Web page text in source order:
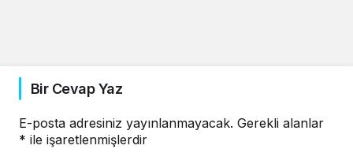
Bir Cevap Yaz
E-posta adresiniz yayınlanmayacak. Gerekli alanlar
* ile işaretlenmişlerdir